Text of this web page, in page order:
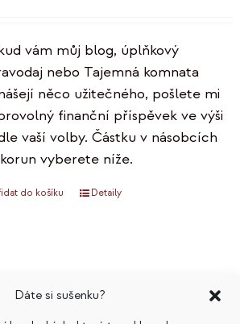
Dáte si sušenku?
vám můj blog, úplňkový
nebo Tajemná komnata
něco užitečného, pošlete mi
finanční příspěvek ve výši
vaší volby. Částku v násobcích
vyberete níže.
do košíku Detaily
knihy komplet